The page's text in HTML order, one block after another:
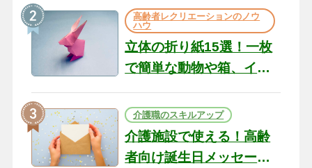
の現場から（22）
高齢者レクリエーションのノウ
ハウ
立体の折り紙15選！一枚
で簡単な動物や箱、イン
介護職のスキルアップ
介護施設で使える！高齢
者向け誕生日メッセージ